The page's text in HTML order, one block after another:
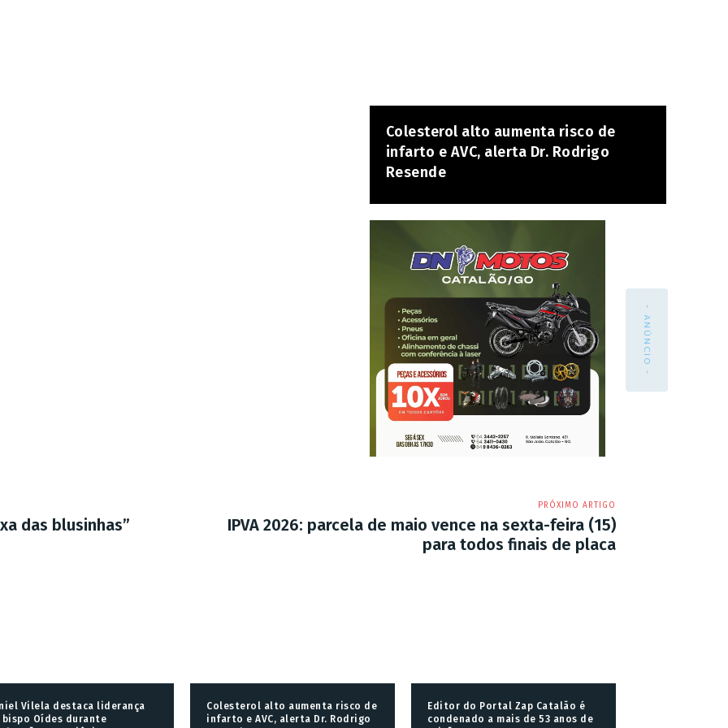
Colesterol alto aumenta risco de
infarto e AVC, alerta Dr. Rodrigo
Resende
- ANÚNCIO -
das blusinhas”
PRÓXIMO ARTIGO
IPVA 2026: parcela de maio vence na sexta-feira (15)
para todos finais de placa
Vilela destaca liderança
Oídes durante
Colesterol alto aumenta risco de
infarto e AVC, alerta Dr. Rodrigo
Editor do Portal Zap Catalão é
condenado a mais de 53 anos de